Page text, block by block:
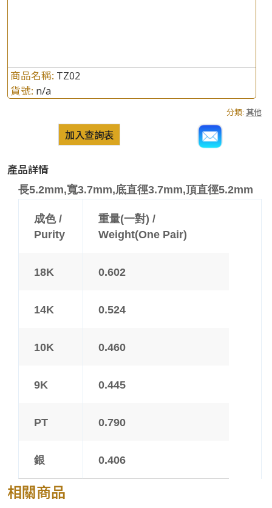
商品名稱: TZ02
貨號: n/a
分類: 其他
加入查詢表
產品詳情
長5.2mm,寬3.7mm,底直徑3.7mm,頂直徑5.2mm
成色 /
Purity
重量(一對) /
Weight(One Pair)
18K 0.602
14K 0.524
10K 0.460
9K 0.445
PT 0.790
銀 0.406
相關商品